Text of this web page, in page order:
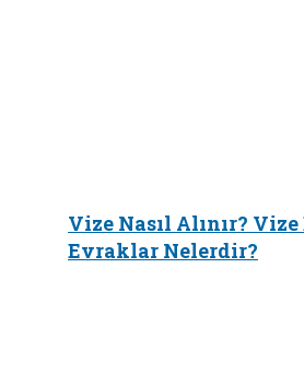
Vize Nasıl Alınır?
Evraklar Nelerdir?